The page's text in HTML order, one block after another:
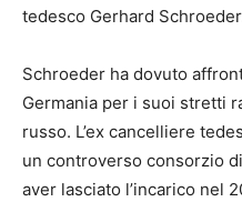
tedesco Gerhard
Schroeder ha dovuto
Germania per i suoi stretti
russo. L’ex cancelliere
un controverso consorzio
aver lasciato l’incarico nel